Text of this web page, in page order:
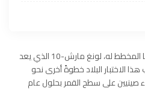
أكملت الصين اختبارًا حاسمًا لصاروخها المخطط له، لونغ مارش-10 الذي يعد
الاختبار البلاد خطوةً أخرى نحو
صينيين على سطحالقمربحلول عام